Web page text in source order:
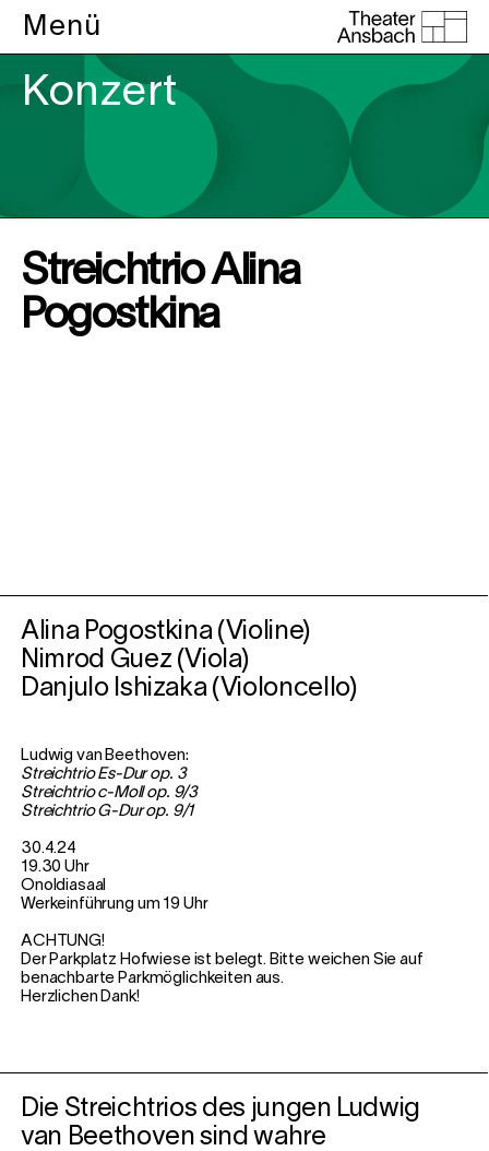
Menü
Konzert
Streichtrio Alina
Pogostkina
Alina Pogostkina (Violine)
Nimrod Guez (Viola)
Danjulo Ishizaka (Violoncello)
Ludwig van Beethoven:
Streichtrio Es-Dur op. 3
Streichtrio c-Moll op. 9/3
Streichtrio G-Dur op. 9/1
30.4.24
19.30 Uhr
Onoldiasaal
Werkeinführung um 19 Uhr
ACHTUNG!
Der Parkplatz Hofwiese ist belegt. Bitte weichen Sie auf
benachbarte Parkmöglichkeiten aus.
Herzlichen Dank!
Die Streichtrios des jungen Ludwig
van Beethoven sind wahre